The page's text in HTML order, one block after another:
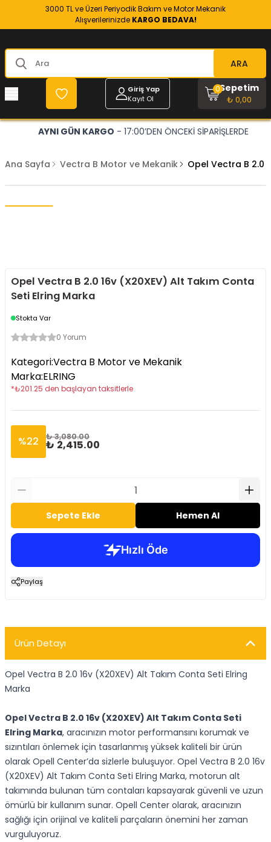
3000 TL ve Üzeri Periyodik Bakım ve Motor Mekanik
Alışverilerinizde KARGO BEDAVA!
ARA
Giriş Yap
Kayıt Ol
Sepetim
₺ 0,00
0
AYNI GÜN KARGO - 17:00’DEN ÖNCEKİ SİPARİŞLERDE
Ana Sayfa Vectra B Motor ve Mekanik Opel Vectra B 2.0
Opel Vectra B 2.0 16v (X20XEV) Alt Takım Conta
Seti Elring Marka
Stokta Var
0 Yorum
Kategori:Vectra B Motor ve Mekanik
Marka:ELRING
*₺201.25 den başlayan taksitlerle
%22 ₺ 3,080.00
₺ 2,415.00
Sepete Ekle Hemen Al
Paylaş
Ürün Detayı
Opel Vectra B 2.0 16v (X20XEV) Alt Takım Conta Seti Elring
Marka
Opel Vectra B 2.0 16v (X20XEV) Alt Takım Conta Seti
Elring Marka, aracınızın motor performansını korumak ve
sızıntıları önlemek için tasarlanmış yüksek kaliteli bir ürün
olarak Opell Center’da sizlerle buluşuyor. Opel Vectra B 2.0 16v
(X20XEV) Alt Takım Conta Seti Elring Marka, motorun alt
takımında bulunan tüm contaları kapsayarak güvenli ve uzun
ömürlü bir kullanım sunar. Opell Center olarak, aracınızın
sağlığı için orijinal ve kaliteli parçaların önemini her zaman
vurguluyoruz.